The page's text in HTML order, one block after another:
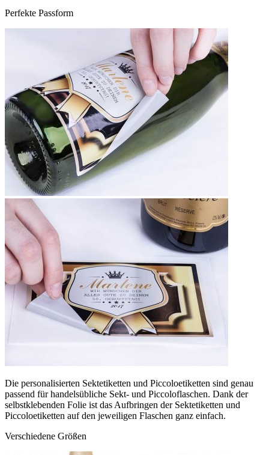
Perfekte Passform
Die personalisierten Sektetiketten und Piccoloetiketten sind genau
passend für handelsübliche Sekt- und Piccoloflaschen. Dank der
selbstklebenden Folie ist das Aufbringen der Sektetiketten und
Piccoloetiketten auf den jeweiligen Flaschen ganz einfach.
Verschiedene Größen